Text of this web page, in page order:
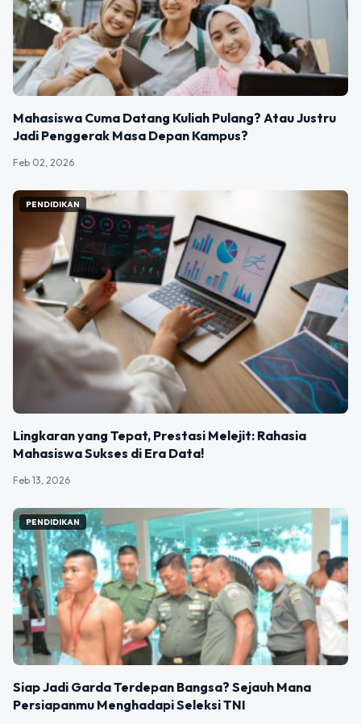
Mahasiswa Cuma Datang Kuliah Pulang? Atau Justru
Jadi Penggerak Masa Depan Kampus?
Feb 02, 2026
PENDIDIKAN
Lingkaran yang Tepat, Prestasi Melejit: Rahasia
Mahasiswa Sukses di Era Data!
Feb 13, 2026
PENDIDIKAN
Siap Jadi Garda Terdepan Bangsa? Sejauh Mana
Persiapanmu Menghadapi Seleksi TNI